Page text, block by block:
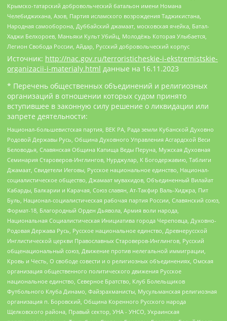
Крымско-татарский добровольческий батальон имени Номана
Челебиджихана, Азов, Партия исламского возрождения Таджикистана,
Народная самооборона, Дуббайский джамаат, московская ячейка, Батал-
Хаджи Белхороев, Маньяки Культ Убийц, Молодёжь Которая Улыбается,
Легион Свобода России, Айдар, Русский добровольческий корпус
Источник: http://nac.gov.ru/terroristicheskie-i-ekstremistskie-
organizacii-i-materialy.html данные на 16.11.2023
* Перечень общественных объединений и религиозных
организаций в отношении которых судом принято
вступившее в законную силу решение о ликвидации или
запрете деятельности:
Национал-большевистская партия, ВЕК РА, Рада земли Кубанской Духовно
Родовой Державы Русь, Община Духовного Управления Асгардской Веси
Беловодья, Славянская Община Капища Веды Перуна, Мужская Духовная
Семинария Староверов-Инглингов, Нурджулар, К Богодержавию, Таблиги
Джамаат, Свидетели Иеговы, Русское национальное единство, Национал-
социалистическое общество, Джамаат мувахидов, Объединенный Вилайат
Кабарды, Балкарии и Карачая, Союз славян, Ат-Такфир Валь-Хиджра, Пит
Буль, Национал-социалистическая рабочая партия России, Славянский союз,
Формат-18, Благородный Орден Дьявола, Армия воли народа,
Национальная Социалистическая Инициатива города Череповца, Духовно-
Родовая Держава Русь, Русское национальное единство, Древнерусской
Инглистической церкви Православных Староверов-Инглингов, Русский
общенациональный союз, Движение против нелегальной иммиграции,
Кровь и Честь, О свободе совести и о религиозных объединениях, Омская
организация общественного политического движения Русское
национальное единство, Северное Братство, Клуб Болельщиков
Футбольного Клуба Динамо, Файзрахманисты, Мусульманская религиозная
организация п. Боровский, Община Коренного Русского народа
Щелковского района, Правый сектор, УНА - УНСО, Украинская